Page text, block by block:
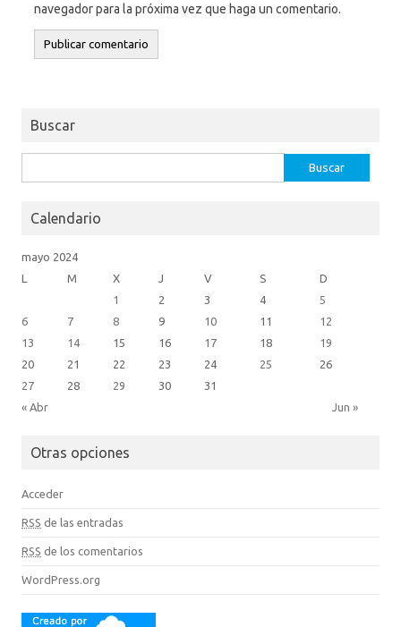
navegador para la próxima vez que haga un comentario.
Buscar
Calendario
mayo 2024
L
M X J V S D
« Abr Jun »
1 2 3 4
5
6
7 8 9 10 11
12
13
14 15 16 17 18
19
20
21 22 23 24 25
26
27
28 29 30 31
Otras opciones
Acceder
RSS de las entradas
RSS de los comentarios
WordPress.org